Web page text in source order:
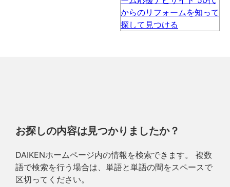
お探しの内容は見つかりましたか？
DAIKENホームページ内の情報を検索できます。 複数
語で検索を行う場合は、単語と単語の間をスペースで
区切ってください。